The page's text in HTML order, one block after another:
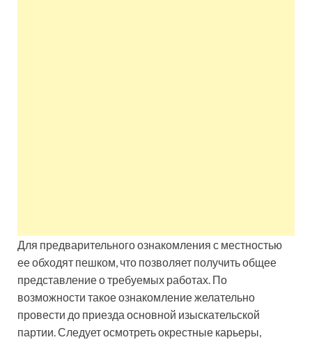
Для предварительного ознакомления с местностью
ее обходят пешком, что позволяет получить общее
представление о требуемых работах. По
возможности такое ознакомление желательно
провести до приезда основной изыскательской
партии. Следует осмотреть окрестные карьеры,